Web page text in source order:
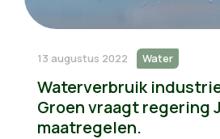
13 augustus 2022 Water
Waterverbruik
Groen vraagt regering
maatregelen.